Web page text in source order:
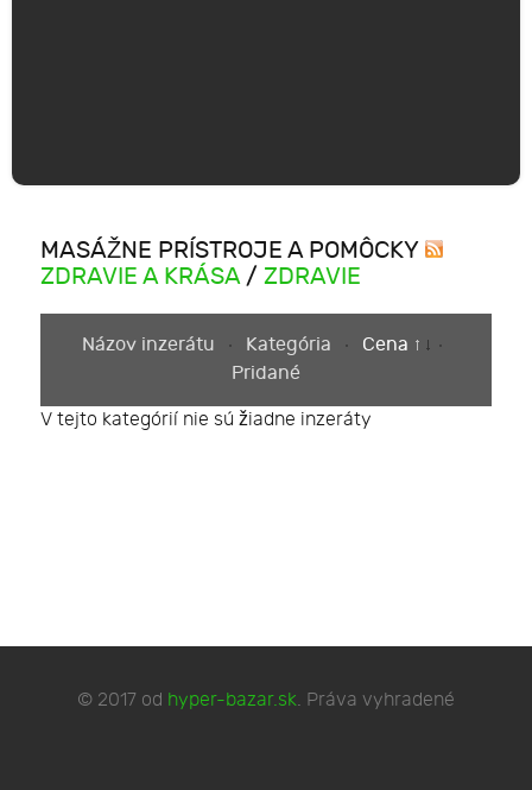
MASÁŽNE PRÍSTROJE A POMÔCKY
ZDRAVIE A KRÁSA/ ZDRAVIE
Názov inzerátu Kategória
Cena
Pridané
V tejto kategórií nie sú žiadne inzeráty
© 2017 od hyper-bazar.sk. Práva vyhradené